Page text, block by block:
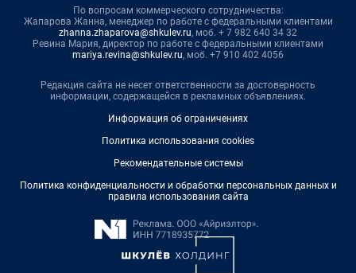
По вопросам коммерческого сотрудничества:
Жапарова Жанна, менеджер по работе с федеральными клиентами
zhanna.zhaparova@shkulev.ru, моб. + 7 982 640 34 32
Ревина Мария, директор по работе с федеральными клиентами
mariya.revina@shkulev.ru, моб. +7 910 402 4056
Редакция сайта не несет ответственности за достоверность
информации, содержащейся в рекламных объявлениях.
Информация об ограничениях
Политика использования cookies
Рекомендательные системы
Политика конфиденциальности и обработки персональных данных и
правила использования сайта